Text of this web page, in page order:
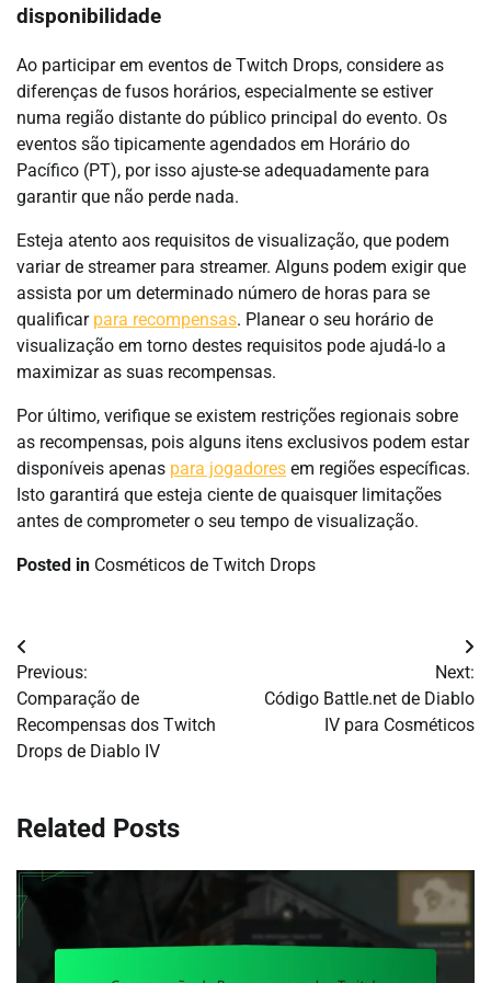
disponibilidade
Ao participar em eventos de Twitch Drops, considere as
diferenças de fusos horários, especialmente se estiver
numa região distante do público principal do evento. Os
eventos são tipicamente agendados em Horário do
Pacífico (PT), por isso ajuste-se adequadamente para
garantir que não perde nada.
Esteja atento aos requisitos de visualização, que podem
variar de streamer para streamer. Alguns podem exigir que
assista por um determinado número de horas para se
qualificar para recompensas. Planear o seu horário de
visualização em torno destes requisitos pode ajudá-lo a
maximizar as suas recompensas.
Por último, verifique se existem restrições regionais sobre
as recompensas, pois alguns itens exclusivos podem estar
disponíveis apenas para jogadores em regiões específicas.
Isto garantirá que esteja ciente de quaisquer limitações
antes de comprometer o seu tempo de visualização.
Posted in Cosméticos de Twitch Drops
Post
navigation
Previous:
Comparação de
Recompensas dos Twitch
Drops de Diablo IV
Next:
Código Battle.net de Diablo
IV para Cosméticos
Related Posts